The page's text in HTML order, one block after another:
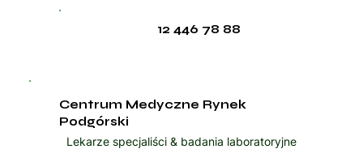
12 446 78 88
Centrum Medyczne Rynek
Podgórski
Lekarze specjaliści & badania laboratoryjne